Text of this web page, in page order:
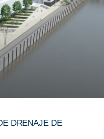
DRENAJE DE